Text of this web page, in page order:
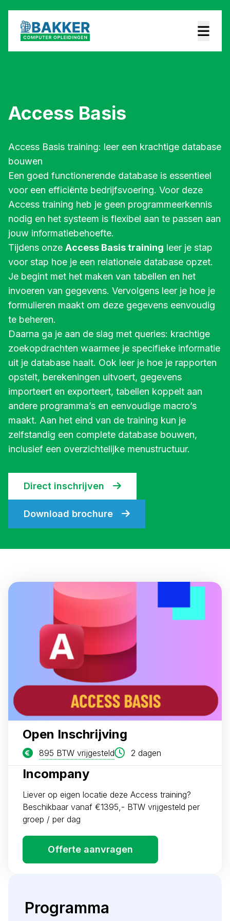
Access Basis
Access Basis training: leer een krachtige database
bouwen
Een goed functionerende database is essentieel
voor een efficiënte bedrijfsvoering. Voor deze
Access training heb je geen programmeerkennis
nodig en het systeem is flexibel aan te passen aan
jouw informatiebehoefte.
Tijdens onze Access Basis training leer je stap
voor stap hoe je een relationele database opzet.
Je begint met het maken van tabellen en het
invoeren van gegevens. Vervolgens leer je hoe je
formulieren maakt om deze gegevens eenvoudig
te beheren.
Daarna ga je aan de slag met queries: krachtige
zoekopdrachten waarmee je specifieke informatie
uit je database haalt. Ook leer je hoe je rapporten
opstelt, berekeningen uitvoert, gegevens
importeert en exporteert, tabellen koppelt aan
andere programma’s en eenvoudige macro’s
maakt. Aan het eind van de training kun je
zelfstandig een complete database bouwen,
inclusief een overzichtelijke menustructuur.
Direct inschrijven
Download brochure
Open Inschrijving
895 BTW vrijgesteld 2 dagen
Incompany
Liever op eigen locatie deze Access training?
Beschikbaar vanaf €1395,- BTW vrijgesteld per
groep / per dag
Offerte aanvragen
Programma